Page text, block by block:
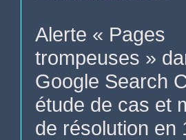
Alerte « Pages
trompeuses »
Google Search
étude de cas et
de résolution en